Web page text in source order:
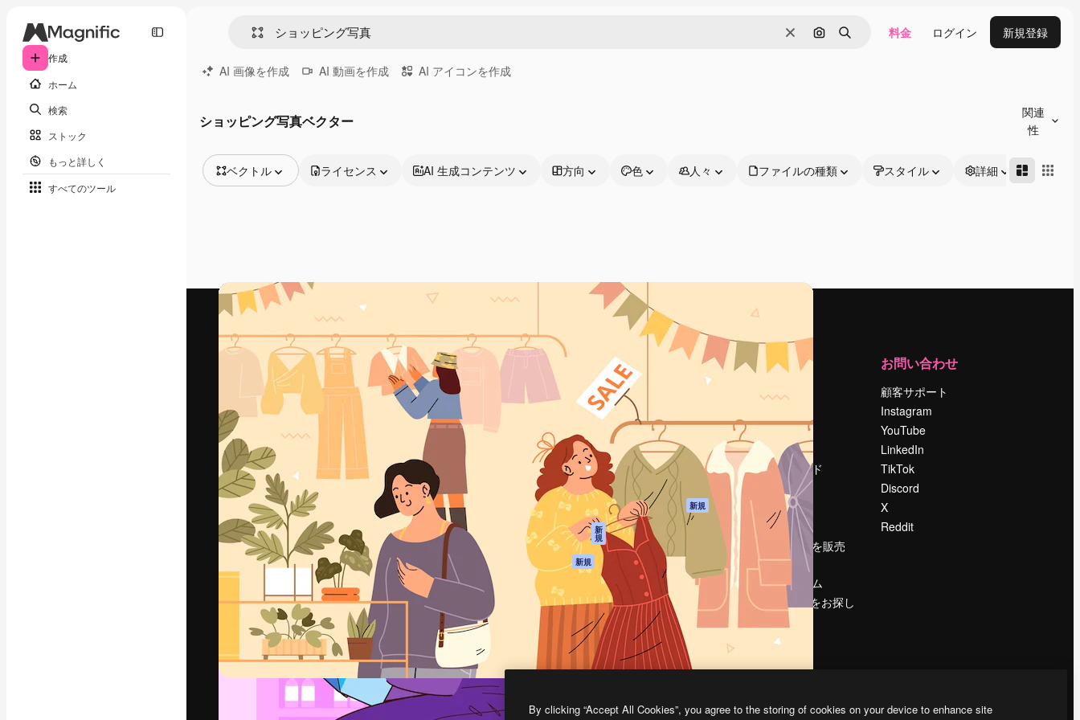
作成
ホーム
検索
ストック
もっと詳しく
すべてのツール
消去 画像で検索
検索 料金 ログイン 新規登録
AI 画像を作成 AI 動画を作成 AI アイコンを作成
ショッピング写真ベクター
関連
性
ベクトル
動画
映像素材
モーショングラフィックス
アイコン
3D モデル
ライセンス AI 生成コンテンツ 方向 色 人々 ファイルの種類 スタイル 詳細
最高のクリエイティブ制作を導くためのプラ
ットフォーム。クリエイター、企業、代理
店、スタジオを含む100万人以上が利用して
います。
Spaces
AI アシスタント
AI 画像生成ツール
AI 動画生成ツール
AI 音声合成ツール
ストックコンテン
Claude/ChatGPT
向けMCP
新
規
エージェント 新規
モバイルアプリ
すべてのMagnificツ
はじめに
Academy
ドキュメント
サポート
利用規約
プライバシーポリ
シー
オリジナル 新規
クッキーポリシー
トラストセンター
アフィリエイト
法人向け
運営
料金
Reviews
採用情報
検索トレンド
ブログ
イベント
Slidesgo
コンテンツを販売
する
プレスルーム
magnific.aiをお探し
ですか？
お問い合わせ
顧客サポート
Instagram
YouTube
LinkedIn
TikTok
Discord
X
Reddit
Copyright © 2010- Freepik Company S.L.U.無断複写・転載を禁じます
By clicking “Accept All Cookies”, you agree to the storing of cookies on your device to enhance site